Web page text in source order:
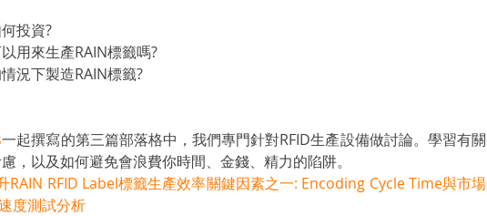
投資?
用來生產RAIN標籤嗎?
況下製造RAIN標籤?
一起撰寫的第三篇部落格中，我們專門針對RFID生產設備做討論。學習有關
，以及如何避免會浪費你時間、金錢、精力的陷阱。
RAIN RFID Label標籤生產效率關鍵因素之一: Encoding Cycle Time與市場
度測試分析